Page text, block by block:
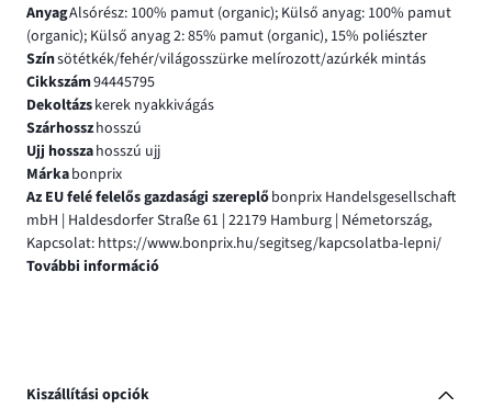
AnyagAlsórész: 100% pamut (organic); Külső anyag: 100% pamut
(organic); Külső anyag 2: 85% pamut (organic), 15% poliészter
Színsötétkék/fehér/világosszürke melírozott/azúrkék mintás
Cikkszám94445795
Dekoltázskerek nyakkivágás
Szárhosszhosszú
Ujj hosszahosszú ujj
Márkabonprix
Az EU felé felelős gazdasági szereplőbonprix Handelsgesellschaft
mbH | Haldesdorfer Straße 61 | 22179 Hamburg | Németország,
Kapcsolat: https://www.bonprix.hu/segitseg/kapcsolatba-lepni/
További információ
Kiszállítási opciók